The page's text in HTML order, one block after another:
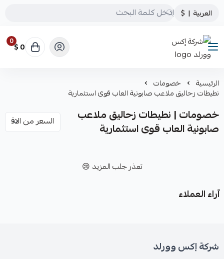
العربية |
$
شركة إكس وورلد
0 0 $
الرئيسية خصومات
نطيطات زحاليق ملاعب صابونية العاب قوى استثمارية
خصومات | نطيطات زحاليق ملاعب
صابونية العاب قوى استثمارية
تعذر جلب المزيد 😢
آراء العملاء
شركة إكس وورلد